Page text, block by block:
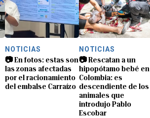
NOTICIAS
📷 En fotos: estas son
las zonas afectadas
por el racionamiento
del embalse Carraízo
NOTICIAS
📷 Rescatan a un
hipopótamo bebé en
Colombia: es
descendiente de los
animales que
introdujo Pablo
Escobar